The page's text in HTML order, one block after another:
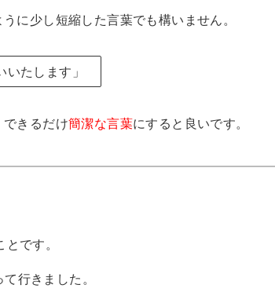
に少し短縮した言葉でも構いません。
たします」
きるだけ簡潔な言葉にすると良いです。
です。
行きました。